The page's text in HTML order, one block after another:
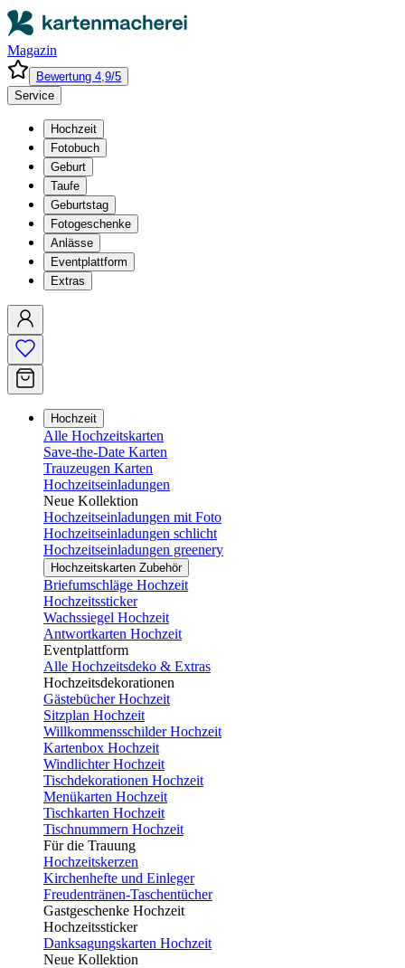
Magazin
Bewertung 4,9/5
Service
Hochzeit
Fotobuch
Geburt
Taufe
Geburtstag
Fotogeschenke
Anlässe
Eventplattform
Extras
Hochzeit
Alle Hochzeitskarten
Save-the-Date Karten
Trauzeugen Karten
Hochzeitseinladungen
Neue Kollektion
Hochzeitseinladungen mit Foto
Hochzeitseinladungen schlicht
Hochzeitseinladungen greenery
Hochzeitskarten Zubehör
Briefumschläge Hochzeit
Hochzeitssticker
Wachssiegel Hochzeit
Antwortkarten Hochzeit
Eventplattform
Alle Hochzeitsdeko & Extras
Hochzeitsdekorationen
Gästebücher Hochzeit
Sitzplan Hochzeit
Willkommensschilder Hochzeit
Kartenbox Hochzeit
Windlichter Hochzeit
Tischdekorationen Hochzeit
Menükarten Hochzeit
Tischkarten Hochzeit
Tischnummern Hochzeit
Für die Trauung
Hochzeitskerzen
Kirchenhefte und Einleger
Freudentränen-Taschentücher
Gastgeschenke Hochzeit
Hochzeitssticker
Danksagungskarten Hochzeit
Neue Kollektion